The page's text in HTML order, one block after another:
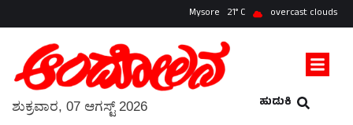
Mysore 21 overcast clouds
ಹುಡುಕಿ
ಶುಕ್ರವಾರ, 07 ಆಗಸ್ಟ್ 2026